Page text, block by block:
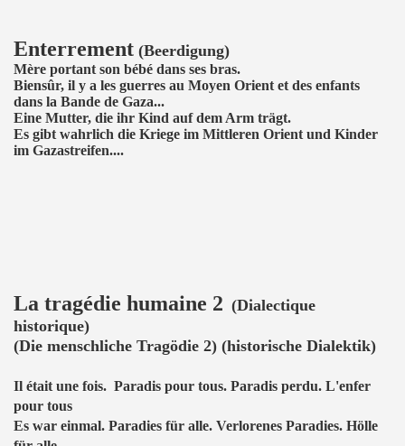
Enterrement (Beerdigung)
Mère portant son bébé dans ses bras.
Biensûr, il y a les guerres au Moyen Orient et des enfants
dans la Bande de Gaza...
Eine Mutter, die ihr Kind auf dem Arm trägt.
Es gibt wahrlich die Kriege im Mittleren Orient und Kinder
im Gazastreifen....
La tragédie humaine 2 (Dialectique
historique)
(Die menschliche Tragödie 2) (historische Dialektik)
Il était une fois. Paradis pour tous. Paradis perdu. L'enfer
pour tous
Es war einmal. Paradies für alle. Verlorenes Paradies. Hölle